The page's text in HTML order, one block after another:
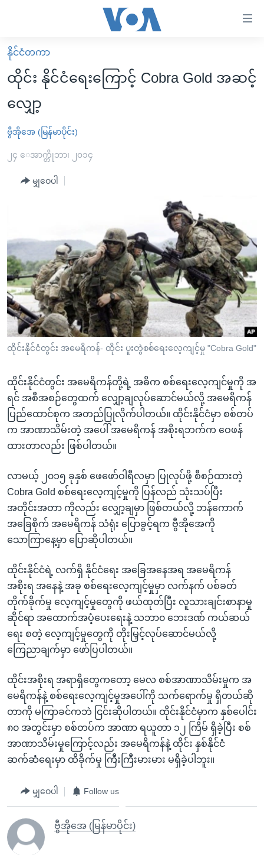
လွယ်ကူ
စေ
Link
များ
ပင်မ
အ
ညွန်း
စာမျက်နှာ
သို့
ကျော်
ကြည့်
ရှာဖွေ
ရန်
နေရာ
သို့
ကျော်
မူလစာမျက်နှာ
မြန်မာ
ကမ္ဘာ့သတင်းများ
နိုင်ငံတကာ
အစ္စရေး-ပါလက်စတိုင်း
ဗွီဒီယို
အင်္ဂလိပ်စာလေ့လာမယ်
ရုပ်ရှင်ထဲက အင်္ဂလိပ်စာ
သုတပဒေသာ အင်္ဂလိပ်စာ
ရေဒီယိုနှင့်ရုပ်သံ အချက်အလက်များ
ရေဒီယို/တီဗွီအစီအစဉ်
Learning English
ဗွီအိုအေ လူမှုကွန်ယက်များ
ဘာသာစကားများ
နိုင်ငံတကာ
ထိုင်း နိုင်ငံရေးကြောင့် Cobra Gold အဆင့်
လျှော့
ဗွီအိုအေ (မြန်မာပိုင်း)
၂၄ ေအာက္တိုဘာ၊ ၂၀၁၄
မျှဝေပါ
ထိုင်းနိုင်ငံတွင်း အမေရိကန်- ထိုင်း ပူးတွဲစစ်ရေးလေ့ကျင့်မှု "Cobra Gold"
ထိုင်းနိုင်ငံတွင်း အမေရိကန်တို့ရဲ့ အဓိက စစ်ရေးလေ့ကျင်မှုကို အ
ရင် အစီအစဉ်တွေထက် လျှော့ချလုပ်ဆောင်မယ်လို့ အမေရိကန်
ပြည်ထောင်စုက အတည်ပြုလိုက်ပါတယ်။ ထိုင်းနိုင်ငံမှာ စစ်တပ်
က အာဏာသိမ်းတဲ့ အပေါ် အမေရိကန် အစိုးရဘက်က ဝေဖန်
ထားတာလည်း ဖြစ်ပါတယ်။
လာမယ့် ၂၀၁၅ ခုနှစ် ဖေဖော်ဝါရီလမှာ ပြုလုပ်ဖို့ စီစဉ်ထားတဲ့
Cobra Gold စစ်ရေးလေ့ကျင့်မှုကို ပြန်လည် သုံးသပ်ပြီး
အတိုင်းအတာ ကိုလည်း လျှော့ချမှာ ဖြစ်တယ်လို့ ဘန်ကောက်
အခြေစိုက် အမေရိကန် သံရုံး ပြောခွင့်ရက ဗွီအိုအေကို
သောကြာနေ့မှာ ပြောဆိုပါတယ်။
ထိုင်းနိုင်ငံရဲ့ လက်ရှိ နိုင်ငံရေး အခြေအနေအရ အမေရိကန်
အစိုးရ အနေနဲ့ အခု စစ်ရေးလေ့ကျင့်မှုမှာ လက်နက် ပစ်ခတ်
တိုက်ခိုက်မှု လေ့ကျင့်မှုတွေကို ဖယ်ထုတ်ပြီး လူသားချင်းစာနာမှု
ဆိုင်ရာ အထောက်အပံ့ပေးရေးနဲ့ သဘာ၀ ဘေးဒဏ် ကယ်ဆယ်
ရေး စတဲ့ လေ့ကျင့်မှုတွေကို တိုးမြှင့်လုပ်ဆောင်မယ်လို့
ကြေညာချက်မှာ ဖော်ပြပါတယ်။
ထိုင်းအစိုးရ အရာရှိတွေကတော့ မေလ စစ်အာဏာသိမ်းမှုက အ
မေရိကန်နဲ့ စစ်ရေးလေ့ကျင့်မှုအပေါ်ကို သက်ရောက်မှု ရှိတယ်ဆို
တာကို မကြာခင်ကဘဲ ငြင်းဆိုပါတယ်။ ထိုင်းနိုင်ငံမှာက နှစ်ပေါင်း
၈၀ အတွင်းမှာ စစ်တပ်က အာဏာ ရယူတာ ၁၂ ကြိမ် ရှိခဲ့ပြီး စစ်
အာဏာသိမ်းမှုကြောင့်လည်း အမေရိကန်နဲ့ ထိုင်း နှစ်နိုင်ငံ
ဆက်ဆံရေးမှာ ထိခိုက်မှု ကြီးကြီးမားမား မရှိခဲ့ပါဘူး။
မျှဝေပါ Follow us
ဗွီအိုအေ (မြန်မာပိုင်း)